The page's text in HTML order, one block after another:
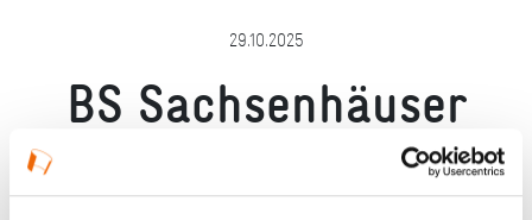
29.10.2025
BS Sachsenhäuser